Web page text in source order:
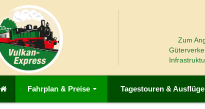
Zum
Fahrplan & Preise Tagestouren & Ausflüge